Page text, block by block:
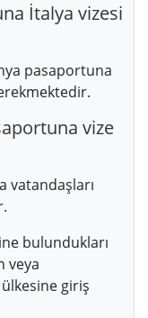
İtalya vizesi
pasaportuna
vize
vatandaşları
bulundukları
veya
giriş